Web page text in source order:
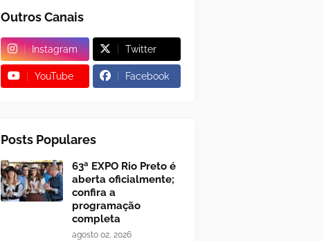
Outros Canais
Instagram Twitter
YouTube Facebook
Posts Populares
63ª EXPO Rio Preto é
aberta oficialmente;
confira a
programação
completa
agosto 02, 2026